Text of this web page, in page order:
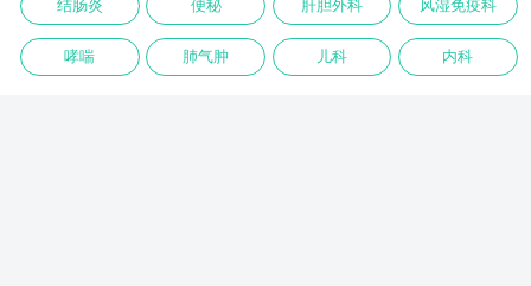
结肠炎 便秘 肝胆外科 风湿免疫科
哮喘 肺气肿 儿科 内科